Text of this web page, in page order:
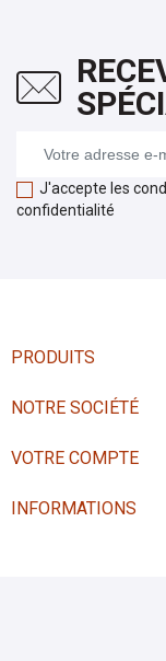
J'accepte les
confidentialité
PRODUITS
NOTRE SOCIÉTÉ
VOTRE COMPTE
INFORMATIONS